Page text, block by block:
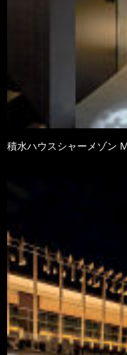
積水ハウスシャーメゾン